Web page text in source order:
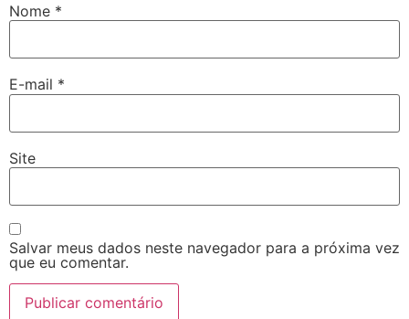
Nome *
E-mail *
Site
Salvar meus dados neste navegador para a próxima vez
que eu comentar.